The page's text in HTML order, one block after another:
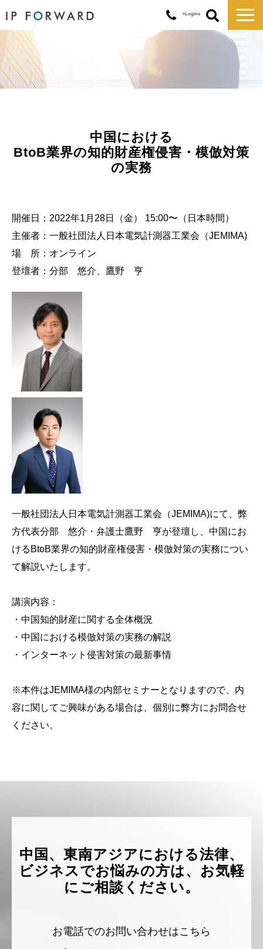
>Logins
サービス一覧
対応実績
コラム
企業情報
中国における
BtoB業界の知的財産権侵害・模倣対策
の実務
開催日：2022年1月28日（金） 15:00〜（日本時間）
主催者：一般社団法人日本電気計測器工業会（JEMIMA)
場 所：オンライン
登壇者：分部 悠介、鷹野 亨
一般社団法人日本電気計測器工業会（JEMIMA)にて、弊
方代表分部 悠介・弁護士鷹野 亨が登壇し、中国にお
けるBtoB業界の知的財産権侵害・模倣対策の実務につい
て解説いたします。
講演内容：
・中国知的財産に関する全体概況
・中国における模倣対策の実務の解説
・インターネット侵害対策の最新事情
※本件はJEMIMA様の内部セミナーとなりますので、内
容に関してご興味がある場合は、個別に弊方にお問合せ
ください。
中国、東南アジアにおける法律、
ビジネスでお悩みの方は、お気軽
にご相談ください。
お電話でのお問い合わせはこちら